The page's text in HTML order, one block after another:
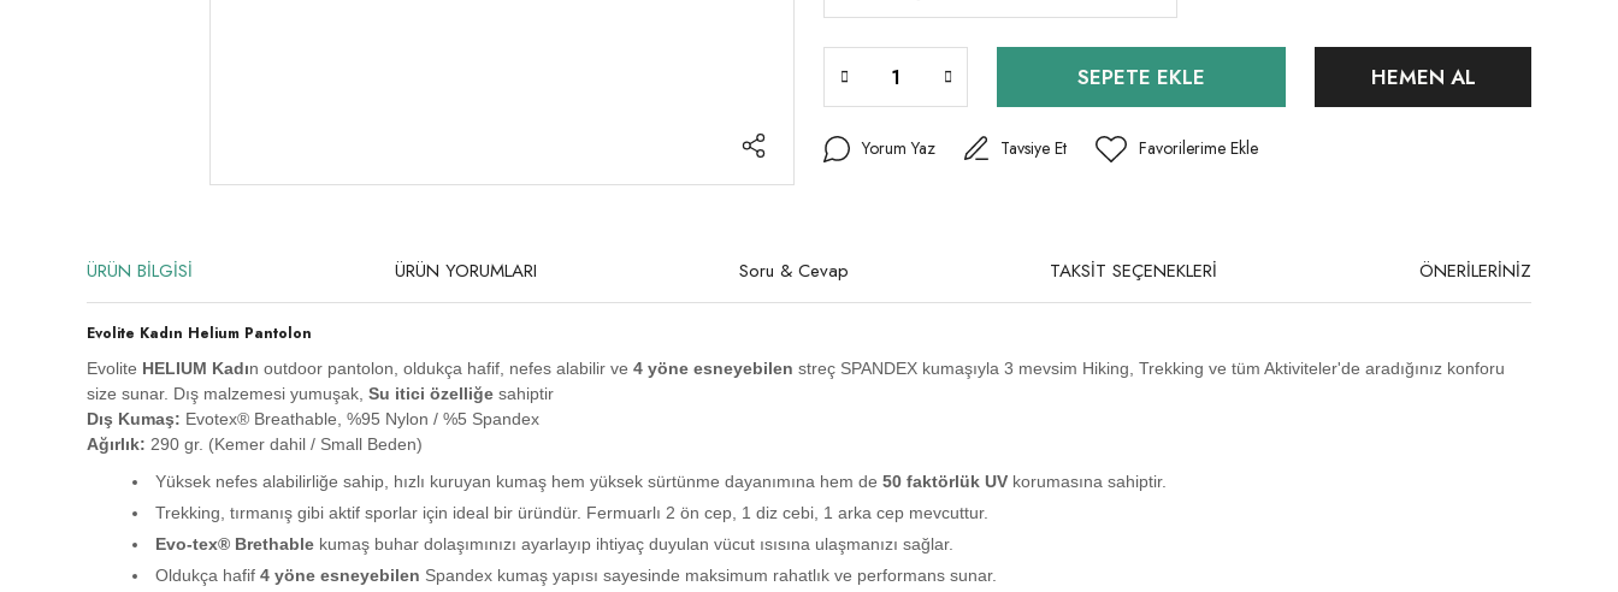
SEPETE EKLE HEMEN AL
Yorum Yaz Tavsiye Et
ÜRÜN BİLGİSİ ÜRÜN YORUMLARI Soru & Cevap TAKSİT SEÇENEKLERİ ÖNERİLERİNİZ
Evolite Kadın Helium Pantolon
Evolite HELIUM Kadın outdoor pantolon, oldukça hafif, nefes alabilir ve 4 yöne esneyebilen streç SPANDEX kumaşıyla 3 mevsim Hiking, Trekking ve tüm Aktiviteler'de aradığınız konforu
size sunar. Dış malzemesi yumuşak, Su itici özelliğe sahiptir
Dış Kumaş: Evotex® Breathable, %95 Nylon / %5 Spandex
Ağırlık: 290 gr. (Kemer dahil / Small Beden)
Yüksek nefes alabilirliğe sahip, hızlı kuruyan kumaş hem yüksek sürtünme dayanımına hem de 50 faktörlük UV korumasına sahiptir.
Trekking, tırmanış gibi aktif sporlar için ideal bir üründür. Fermuarlı 2 ön cep, 1 diz cebi, 1 arka cep mevcuttur.
Evo-tex® Brethable kumaş buhar dolaşımınızı ayarlayıp ihtiyaç duyulan vücut ısısına ulaşmanızı sağlar.
Oldukça hafif 4 yöne esneyebilen Spandex kumaş yapısı sayesinde maksimum rahatlık ve performans sunar.